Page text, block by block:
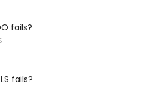
fails?
fails?